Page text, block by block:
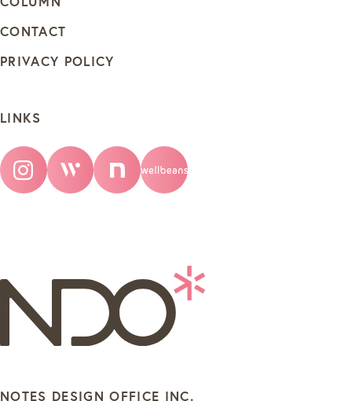
CONTACT
PRIVACY POLICY
LINKS
NOTES DESIGN OFFICE INC.